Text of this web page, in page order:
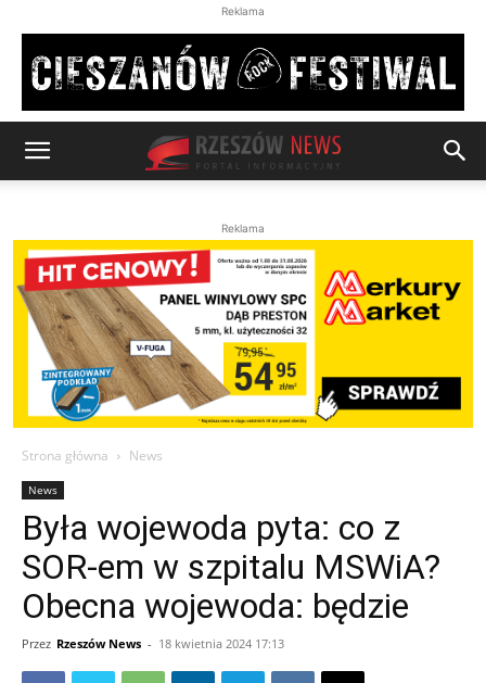
Reklama
Reklama
Strona główna News
News
Była wojewoda pyta: co z
SOR-em w szpitalu MSWiA?
Obecna wojewoda: będzie
Przez Rzeszów News - 18 kwietnia 2024 17:13